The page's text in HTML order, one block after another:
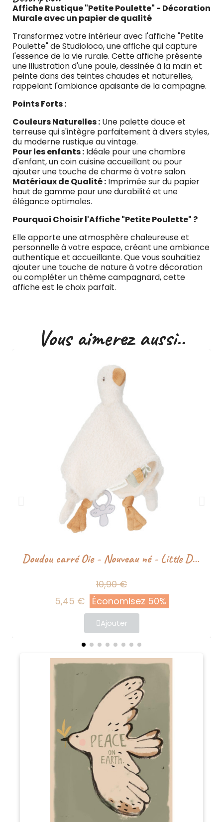
Affiche Rustique "Petite Poulette" - Décoration
Murale avec un papier de qualité
Transformez votre intérieur avec l'affiche "Petite
Poulette" de Studioloco, une affiche qui capture
l'essence de la vie rurale. Cette affiche présente
une illustration d'une poule, dessinée à la main et
peinte dans des teintes chaudes et naturelles,
rappelant l'ambiance apaisante de la campagne.
Points Forts :
Couleurs Naturelles : Une palette douce et
terreuse qui s'intègre parfaitement à divers styles,
du moderne rustique au vintage.
Pour les enfants : Idéale pour une chambre
d'enfant, un coin cuisine accueillant ou pour
ajouter une touche de charme à votre salon.
Matériaux de Qualité : Imprimée sur du papier
haut de gamme pour une durabilité et une
élégance optimales.
Pourquoi Choisir l'Affiche "Petite Poulette" ?
Elle apporte une atmosphère chaleureuse et
personnelle à votre espace, créant une ambiance
authentique et accueillante. Que vous souhaitiez
ajouter une touche de nature à votre décoration
ou compléter un thème campagnard, cette
affiche est le choix parfait.
Vous aimerez aussi..
Doudou carré Oie - Nouveau né - Little Dutch
10,90 €
5,45 €
Économisez 50%
Ajouter